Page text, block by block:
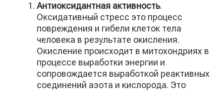
Антиоксидантная активность.
Оксидативный стресс это процесс
повреждения и гибели клеток тела
человека в результате окисления.
Окисление происходит в митохондриях в
процессе выработки энергии и
сопровождается выработкой реактивных
соединений азота и кислорода. Это